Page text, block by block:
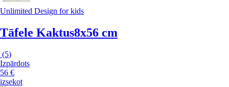
Unlimited Design for kids
Tāfele Kaktus8x56 cm
(5)
Izpārdots
56 €
izsekot